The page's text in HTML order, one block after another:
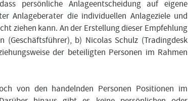
persönliche Anlageentscheidung auf eigene
Anlageberater die individuellen Anlageziele und
ziehen kann. An der Erstellung dieser Empfehlung
b) Nicolas Schulz (Tradingdesk
der beteiligten Personen im Rahmen
von den handelnden Personen Positionen im